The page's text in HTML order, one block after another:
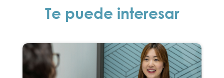
Te puede interesar